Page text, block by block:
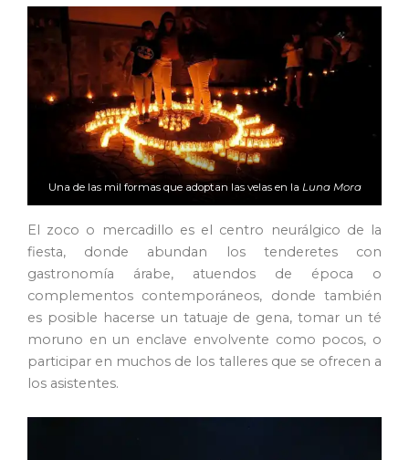
Una de las mil formas que adoptan las velas en la Luna Mora
El zoco o mercadillo es el centro neurálgico de la
fiesta, donde abundan los tenderetes con
gastronomía árabe, atuendos de época o
complementos contemporáneos, donde también
es posible hacerse un tatuaje de gena, tomar un té
moruno en un enclave envolvente como pocos, o
participar en muchos de los talleres que se ofrecen a
los asistentes.